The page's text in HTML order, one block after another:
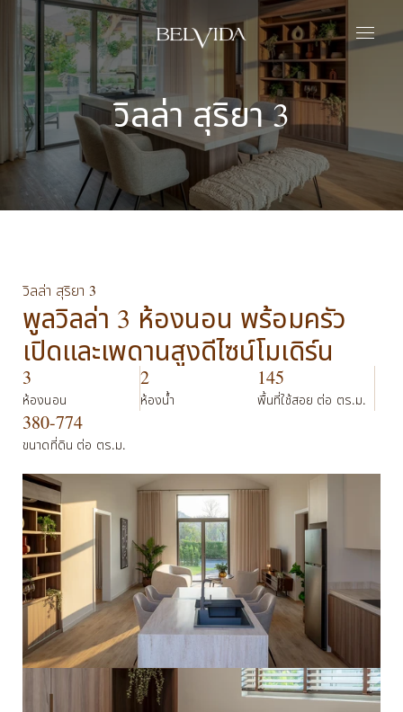
หน้าแรก
เอสเตท
ปาร์ก
ชีวิตที่เบลวิด้า
พริวิเลจ
ไทย
วิลล่า สุริยา 3
วิลล่า สุริยา 3
พูลวิลล่า 3 ห้องนอน พร้อมครัว
เปิดและเพดานสูงดีไซน์โมเดิร์น
3
ห้องนอน
2
ห้องน้ำ
145
พื้นที่ใช้สอย ต่อ ตร.ม.
380-774
ขนาดที่ดิน ต่อ ตร.ม.